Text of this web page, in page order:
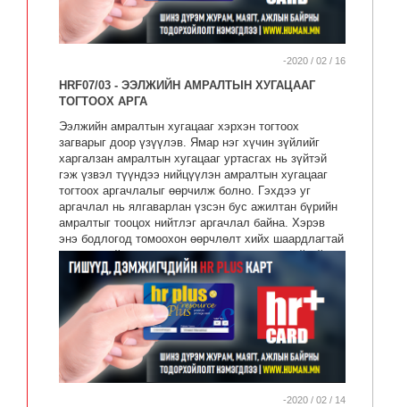
-2020 / 02 / 16
HRF07/03 - ЭЭЛЖИЙН АМРАЛТЫН ХУГАЦААГ
ТОГТООХ АРГА
Ээлжийн амралтын хугацааг хэрхэн тогтоох
загварыг доор үзүүлэв. Ямар нэг хүчин зүйлийг
харгалзан амралтын хугацааг уртасгах нь зүйтэй
гэж үзвэл түүндээ нийцүүлэн амралтын хугацааг
тогтоох аргачлалыг өөрчилж болно. Гэхдээ уг
аргачлал нь ялгаварлан үзсэн бус ажилтан бүрийн
амралтыг тооцох нийтлэг аргачлал байна. Хэрэв
энэ бодлогод томоохон өөрчлөлт хийх шаардлагтай
бол хуулийн мэргэжилтнээр хянуулах нь зүйтэй.
-2020 / 02 / 14